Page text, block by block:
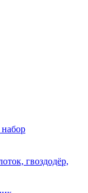
гвоздодёр,